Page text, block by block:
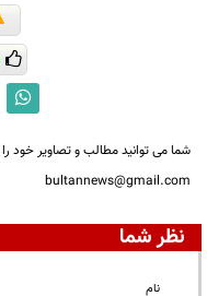
شما می توانید مطالب و تصاویر خود
bultannews@gmail.com
نظر شما
نام